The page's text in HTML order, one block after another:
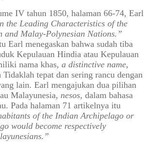
IV tahun 1850, halaman 66-74, Earl
the Leading Characteristics of the
and Malay-Polynesian Nations.”
Earl menegaskan bahwa sudah tiba
Kepulauan Hindia atau Kepulauan
nama khas, a distinctive name,
Tidaklah tepat dan sering rancu dengan
lain. Earl mengajukan dua pilihan
Malayunesia, nesos, dalam bahasa
Pada halaman 71 artikelnya itu
of the Indian Archipelago or
would become respectively